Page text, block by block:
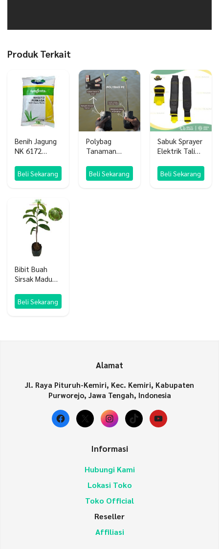
Produk Terkait
Benih Jagung
NK 6172
Beli Sekarang
Polybag
Tanaman
Beli Sekarang
Sabuk Sprayer
Elektrik Tali
Semprotan
Cas
Beli Sekarang
Bibit Buah
Sirsak Madu
Ratu Unggul
Beli Sekarang
Alamat
Jl. Raya Pituruh-Kemiri, Kec. Kemiri, Kabupaten
Purworejo, Jawa Tengah, Indonesia
Facebook
X Instagram
TikTokYouTube
Informasi
Hubungi Kami
Lokasi Toko
Toko Official
Reseller
Affiliasi